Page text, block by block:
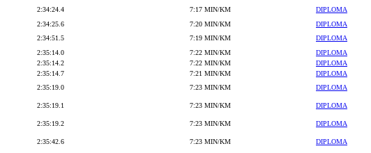
2:34:24.4 7:17 MIN/KM
DIPLOMA
2:34:25.6 7:20 MIN/KM
DIPLOMA
2:34:51.5 7:19 MIN/KM
DIPLOMA
2:35:14.0 7:22 MIN/KM
DIPLOMA
2:35:14.2 7:22 MIN/KM
DIPLOMA
2:35:14.7 7:21 MIN/KM
DIPLOMA
2:35:19.0 7:23 MIN/KM DIPLOMA
2:35:19.1 7:23 MIN/KM DIPLOMA
2:35:19.2 7:23 MIN/KM DIPLOMA
2:35:42.6 7:23 MIN/KM DIPLOMA